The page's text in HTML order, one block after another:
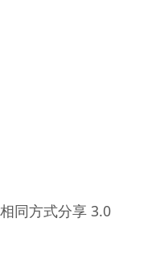
同方式分享 3.0